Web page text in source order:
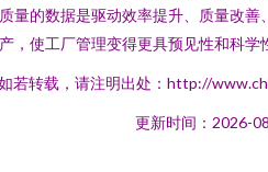
量的数据是驱动效率提升、质量改
，使工厂管理变得更具预见性和科学
若转载，请注明出处：http://
更新时间：2026-